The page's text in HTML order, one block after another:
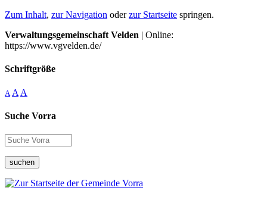
Zum Inhalt, zur Navigation oderzur Startseite springen.
Verwaltungsgemeinschaft Velden | Online:
https://www.vgvelden.de/
Schriftgröße
A A A
Suche Vorra
suchen